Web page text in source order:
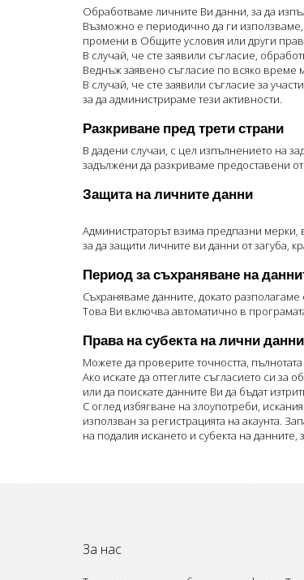
Обработваме личните Ви данни, за да
Възможно е периодично да ги
промени в Общите условия или други
В случай, че сте заявили съгласие,
Веднъж заявено съгласие по всяко време
В случай, че сте заявили съгласие за
за да администрираме тези активности.
Разкриване пред трети страни
В дадени случаи, с цел изпълнението на
задължени да разкриваме предоставени
Защита на личните данни
Администраторът взима предпазни
за да защити личните ви данни от загуба,
Период за съхраняване на
Съхраняваме данните, докато
Това Ви включва автоматично в
Права на субекта на лични данни
Можете да проверите точността, пълнотата
Ако искате да оттеглите съгласието си за
или да поискате данните Ви да бъдат
С оглед избягване на злоупотреби,
използван за регистрацията на акаунта.
на подалия искането и субекта на данните,
За нас